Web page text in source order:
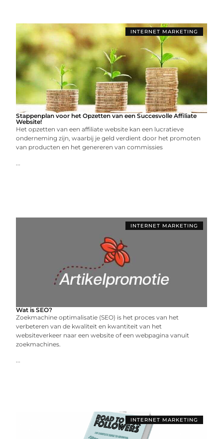
INTERNET MARKETING
Stappenplan voor het Opzetten van een Succesvolle Affiliate
Website!
Het opzetten van een affiliate website kan een lucratieve
onderneming zijn, waarbij je geld verdient door het promoten
van producten en het genereren van commissies
...
INTERNET MARKETING
Wat is SEO?
Zoekmachine optimalisatie (SEO) is het proces van het
verbeteren van de kwaliteit en kwantiteit van het
websiteverkeer naar een website of een webpagina vanuit
zoekmachines.
...
INTERNET MARKETING